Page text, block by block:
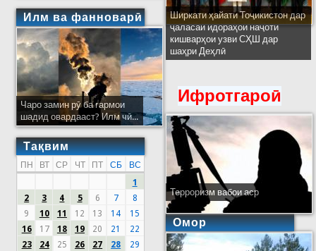
Илм ва фанноварӣ
Чаро замин рӯ ба гармои
шадид овардааст? Илм чӣ...
Тақвим
ПН ВТ СР ЧТ ПТ СБ
ВС
1
2
3 4 5 6 7
8
9
10 11 12 13 14
15
16
17 18 19 20 21
22
23
24 25 26 27 28
29
Ширкати ҳайати Тоҷикистон дар
ҷаласаи идораҳои наҷоти
кишварҳои узви СҲШ дар
шаҳри Деҳлӣ
Ифротгароӣ
Терроризм вабои аср
Омор